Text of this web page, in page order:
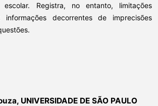
Registra, no entanto, limitações
decorrentes de imprecisões
UNIVERSIDADE DE SÃO PAULO